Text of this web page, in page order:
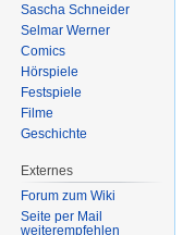
Sascha Schneider
Selmar Werner
Comics
Hörspiele
Festspiele
Filme
Geschichte
Externes
Forum zum Wiki
Seite per Mail
weiterempfehlen